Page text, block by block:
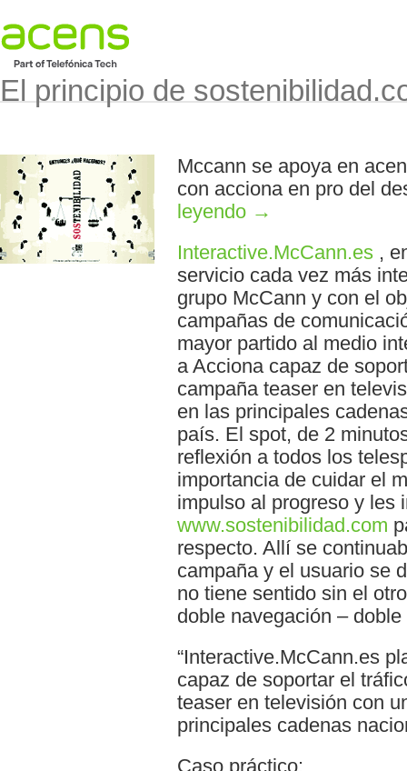
El principio de
Mccann se apoya en
con acciona en pro del
leyendo →
Interactive.McCann.es ,
servicio cada vez más
grupo McCann y con el
campañas de
mayor partido al medio
a Acciona capaz de
campaña teaser en
en las principales
país. El spot, de 2
reflexión a todos los
importancia de cuidar el
impulso al progreso y les
www.sostenibilidad.com
respecto. Allí se
campaña y el usuario se
no tiene sentido sin el
doble navegación –
“Interactive.McCann.es
capaz de soportar el
teaser en televisión con
principales cadenas
Caso práctico: